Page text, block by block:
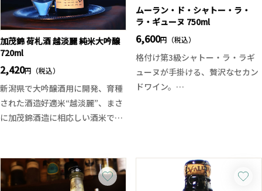
ました。
加茂錦 荷札酒 越淡麗 純米大吟醸
720ml
2,420円（税込）
新潟県で大吟醸酒用に開発、育種
された酒造好適米“越淡麗”、まさ
に加茂錦酒造に相応しい酒米で
麗で美しい味わい、後味の余韻も
優雅で心地よい。新潟への拘りを
ムーラン・ド・シャトー・ラ・
ラ・ギューヌ 750ml
6,600円（税込）
格付け第3級シャトー・ラ・ラギ
ューヌが手掛ける、贅沢なセカン
ドワイン。
楽しめます。
カシスや黒系ベリーの香りに、ほ
のかな甘やかさも感じる、女性的